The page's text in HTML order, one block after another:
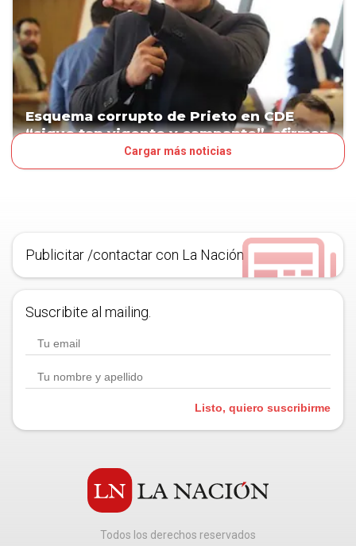
Esquema corrupto de Prieto en CDE
“sigue tan vigente y campante”, afirman
Cargar más noticias
Publicitar /contactar con La Nación
Suscribite al mailing.
Listo, quiero suscribirme
Todos los derechos reservados